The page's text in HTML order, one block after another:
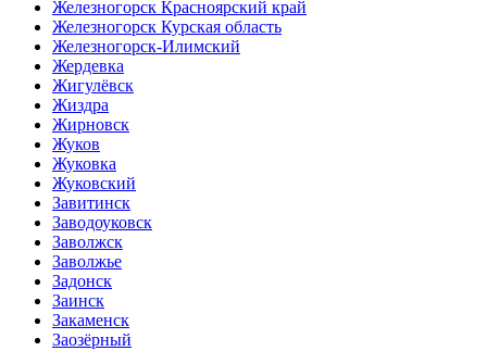
Железногорск Красноярский край
Железногорск Курская область
Железногорск-Илимский
Жердевка
Жигулёвск
Жиздра
Жирновск
Жуков
Жуковка
Жуковский
Завитинск
Заводоуковск
Заволжск
Заволжье
Задонск
Заинск
Закаменск
Заозёрный